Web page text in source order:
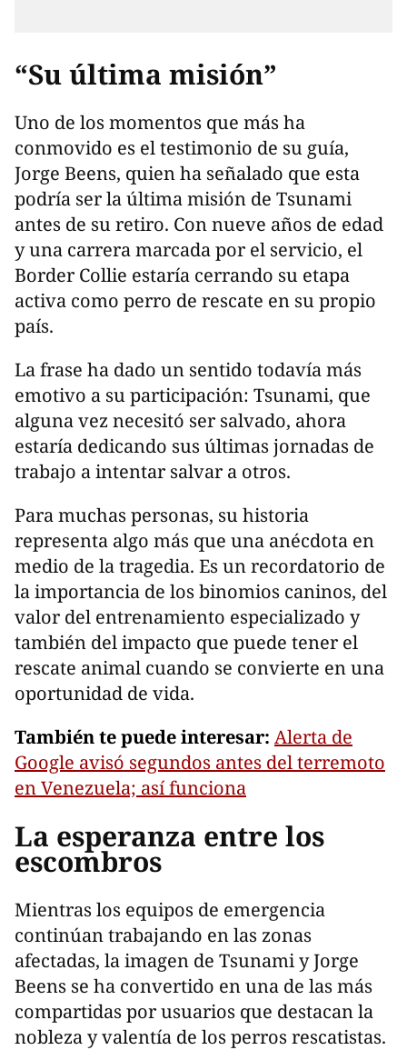
“Su última misión”
Uno de los momentos que más ha
conmovido es el testimonio de su guía,
Jorge Beens, quien ha señalado que esta
podría ser la última misión de Tsunami
antes de su retiro. Con nueve años de edad
y una carrera marcada por el servicio, el
Border Collie estaría cerrando su etapa
activa como perro de rescate en su propio
país.
La frase ha dado un sentido todavía más
emotivo a su participación: Tsunami, que
alguna vez necesitó ser salvado, ahora
estaría dedicando sus últimas jornadas de
trabajo a intentar salvar a otros.
Para muchas personas, su historia
representa algo más que una anécdota en
medio de la tragedia. Es un recordatorio de
la importancia de los binomios caninos, del
valor del entrenamiento especializado y
también del impacto que puede tener el
rescate animal cuando se convierte en una
oportunidad de vida.
También te puede interesar: Alerta de
Google avisó segundos antes del terremoto
en Venezuela; así funciona
La esperanza entre los
escombros
Mientras los equipos de emergencia
continúan trabajando en las zonas
afectadas, la imagen de Tsunami y Jorge
Beens se ha convertido en una de las más
compartidas por usuarios que destacan la
nobleza y valentía de los perros rescatistas.